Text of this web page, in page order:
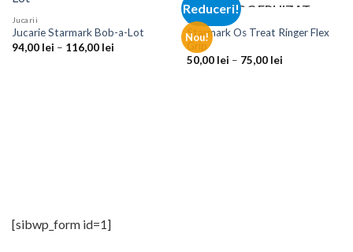
Jucarii
Jucarie Starmark Bob-a-Lot
94,00 lei – 116,00 leiInterval
Reduceri!
Nou!
STOC EPUIZAT
Jucarii
Starmark Os Treat Ringer Flex
Grip
50,00 lei – 75,00 leiInterval
[sibwp_form id=1]